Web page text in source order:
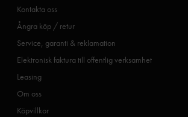
Kontakta oss
Ångra köp / retur
Service, garanti & reklamation
Elektronisk faktura till offentlig verksamhet
Leasing
Om oss
Köpvillkor